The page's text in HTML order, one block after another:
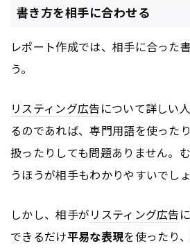
書き方を相手に合わせる
レポート作成では、相手に合った
う。
リスティング広告について詳しい
るのであれば、専門用語を使った
扱ったりしても問題ありません。
うほうが相手もわかりやすいでしょ
しかし、相手がリスティング広告
できるだけ平易な表現を使ったり、